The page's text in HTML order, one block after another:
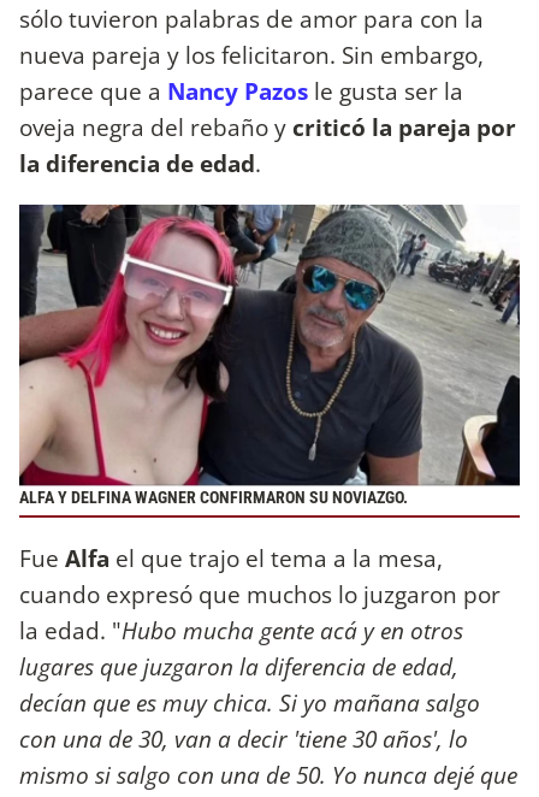
sólo tuvieron palabras de amor para con la
nueva pareja y los felicitaron. Sin embargo,
parece que a Nancy Pazos le gusta ser la
oveja negra del rebaño y criticó la pareja por
la diferencia de edad.
ALFA Y DELFINA WAGNER CONFIRMARON SU NOVIAZGO.
Fue Alfa el que trajo el tema a la mesa,
cuando expresó que muchos lo juzgaron por
la edad. "Hubo mucha gente acá y en otros
lugares que juzgaron la diferencia de edad,
decían que es muy chica. Si yo mañana salgo
con una de 30, van a decir 'tiene 30 años', lo
mismo si salgo con una de 50. Yo nunca dejé que